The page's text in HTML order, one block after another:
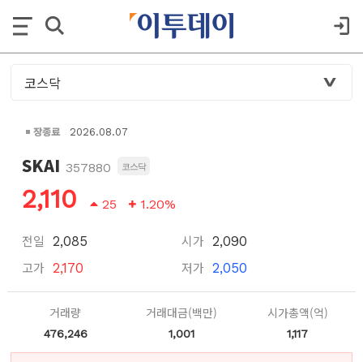
장종료 2026.08.07
SKAI 357880 코스닥
2,110 25 1.20%
전일 2,085
고가 2,170
시가 2,090
저가 2,050
거래량
476,246
거래대금(백만)
1,001
시가총액(억)
1,117